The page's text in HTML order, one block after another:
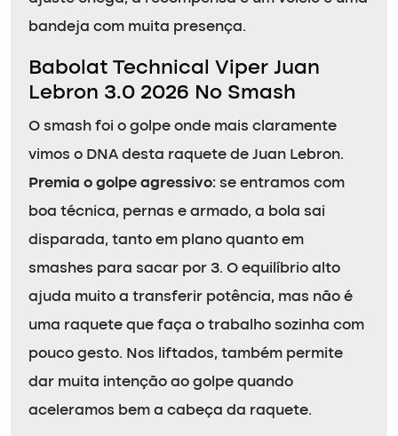
bandeja com muita presença.
Babolat Technical Viper Juan
Lebron 3.0 2026 No Smash
O smash foi o golpe onde mais claramente
vimos o DNA desta raquete de Juan Lebron.
Premia o golpe agressivo: se entramos com
boa técnica, pernas e armado, a bola sai
disparada, tanto em plano quanto em
smashes para sacar por 3. O equilíbrio alto
ajuda muito a transferir potência, mas não é
uma raquete que faça o trabalho sozinha com
pouco gesto. Nos liftados, também permite
dar muita intenção ao golpe quando
aceleramos bem a cabeça da raquete.